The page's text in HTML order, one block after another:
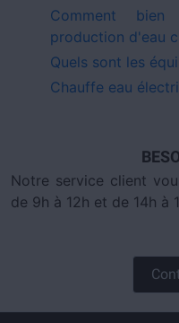
Comment
production d'eau
Quels sont les
Chauffe eau
Notre service client
de 9h à 12h et de 14h à